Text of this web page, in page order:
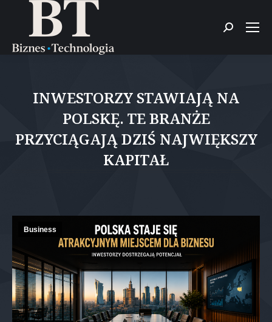
Szukaj:
INWESTORZY STAWIAJĄ NA
POLSKĘ. TE BRANŻE
PRZYCIĄGAJĄ DZIŚ NAJWIĘKSZY
KAPITAŁ
Business